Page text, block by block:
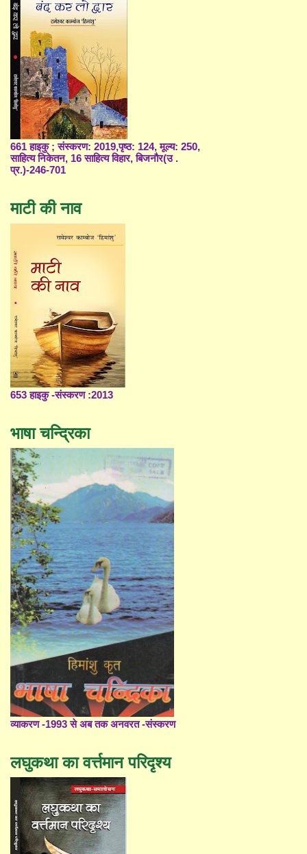
661 हाइकु ; संस्करण: 2019,पृष्ठ: 124, मूल्य: 250,
साहित्य निकेतन, 16 साहित्य विहार, बिजनौर(उ .
प्र.)-246-701
माटी की नाव
653 हाइकु -संस्करण :2013
भाषा चन्द्रिका
व्याकरण -1993 से अब तक अनवरत -संस्करण
लघुकथा का वर्त्तमान परिदृश्य